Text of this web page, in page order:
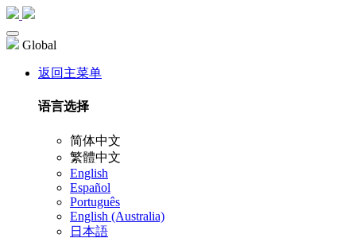
Global
返回主菜单
语言选择
简体中文
繁體中文
English
Español
Português
English (Australia)
日本語